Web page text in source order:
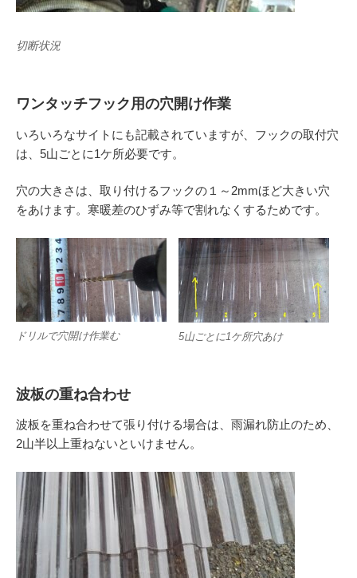
切断状況
ワンタッチフック用の穴開け作業
いろいろなサイトにも記載されていますが、フックの取付穴
は、5山ごとに1ケ所必要です。
穴の大きさは、取り付けるフックの１～2mmほど大きい穴
をあけます。寒暖差のひずみ等で割れなくするためです。
ドリルで穴開け作業む 5山ごとに1ケ所穴あけ
波板の重ね合わせ
波板を重ね合わせて張り付ける場合は、雨漏れ防止のため、
2山半以上重ねないといけません。